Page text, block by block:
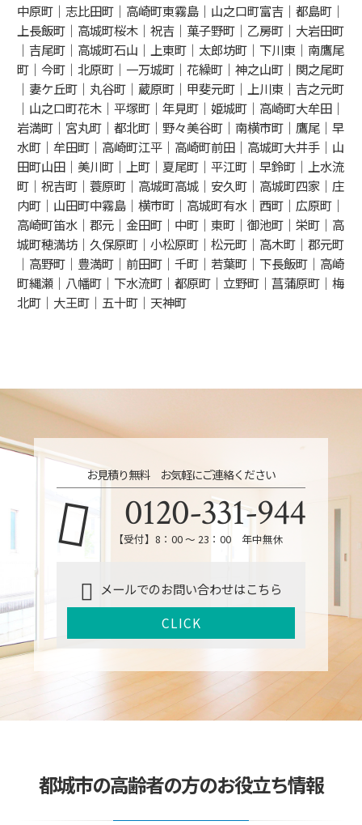
中原町｜志比田町｜高崎町東霧島｜山之口町富吉｜都島町｜
上長飯町｜高城町桜木｜祝吉｜菓子野町｜乙房町｜大岩田町
｜吉尾町｜高城町石山｜上東町｜太郎坊町｜下川東｜南鷹尾
町｜今町｜北原町｜一万城町｜花繰町｜神之山町｜関之尾町
｜妻ケ丘町｜丸谷町｜蔵原町｜甲斐元町｜上川東｜吉之元町
｜山之口町花木｜平塚町｜年見町｜姫城町｜高崎町大牟田｜
岩満町｜宮丸町｜都北町｜野々美谷町｜南横市町｜鷹尾｜早
水町｜牟田町｜高崎町江平｜高崎町前田｜高城町大井手｜山
田町山田｜美川町｜上町｜夏尾町｜平江町｜早鈴町｜上水流
町｜祝吉町｜蓑原町｜高城町高城｜安久町｜高城町四家｜庄
内町｜山田町中霧島｜横市町｜高城町有水｜西町｜広原町｜
高崎町笛水｜郡元｜金田町｜中町｜東町｜御池町｜栄町｜高
城町穂満坊｜久保原町｜小松原町｜松元町｜高木町｜郡元町
｜高野町｜豊満町｜前田町｜千町｜若葉町｜下長飯町｜高崎
町縄瀬｜八幡町｜下水流町｜都原町｜立野町｜菖蒲原町｜梅
北町｜大王町｜五十町｜天神町
お見積り無料 お気軽にご連絡ください
0120-331-944
【受付】8：00 ～ 23：00 年中無休
メールでのお問い合わせはこちら
CLICK
都城市の高齢者の方のお役立ち情報